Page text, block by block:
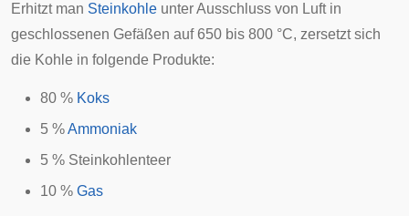
Erhitzt man Steinkohle unter Ausschluss von Luft in
geschlossenen Gefäßen auf 650 bis 800 °C, zersetzt sich
die Kohle in folgende Produkte:
80 % Koks
5 %Ammoniak
5 % Steinkohlenteer
10 % Gas